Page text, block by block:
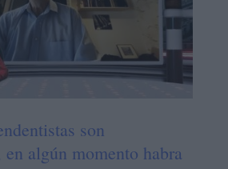
son
en algún momento habra